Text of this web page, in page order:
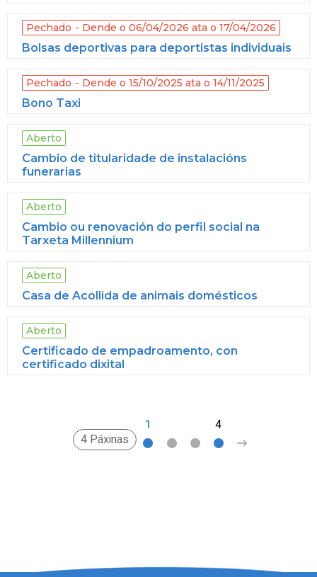
Pechado Dende o 06/04/2026 ata o 17/04/2026
Bolsas deportivas para deportistas individuais
Pechado Dende o 15/10/2025 ata o 14/11/2025
Bono Taxi
Aberto
Cambio de titularidade de instalacións
funerarias
Aberto
Cambio ou renovación do perfil social na
Tarxeta Millennium
Aberto
Casa de Acollida de animais domésticos
Aberto
Certificado de empadroamento, con
certificado dixital
4 Páxinas
1 4